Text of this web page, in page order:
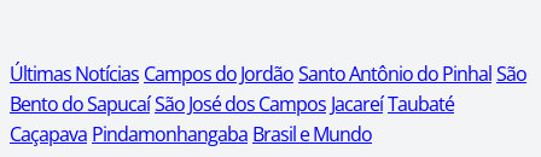
Últimas Notícias Campos do JordãoSanto Antônio do PinhalSão
Bento do SapucaíSão José dos Campos JacareíTaubaté
Caçapava Pindamonhangaba Brasil e Mundo